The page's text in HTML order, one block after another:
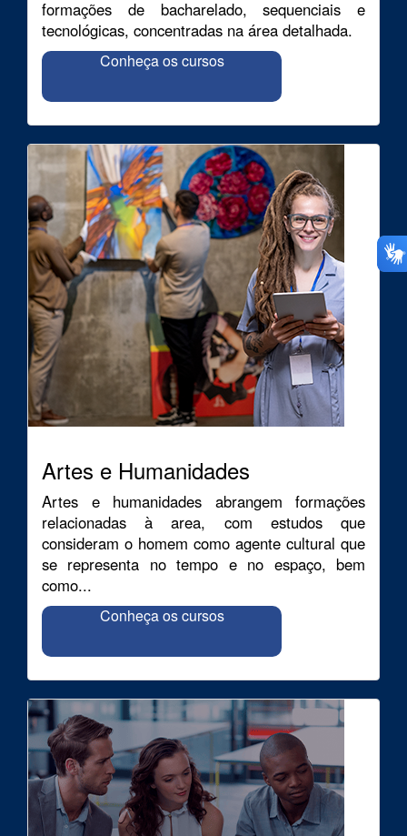
formações de bacharelado, sequenciais e
tecnológicas, concentradas na área detalhada.
Conheça os cursos
Artes e Humanidades
Artes e humanidades abrangem formações
relacionadas à area, com estudos que
consideram o homem como agente cultural que
se representa no tempo e no espaço, bem
como...
Conheça os cursos